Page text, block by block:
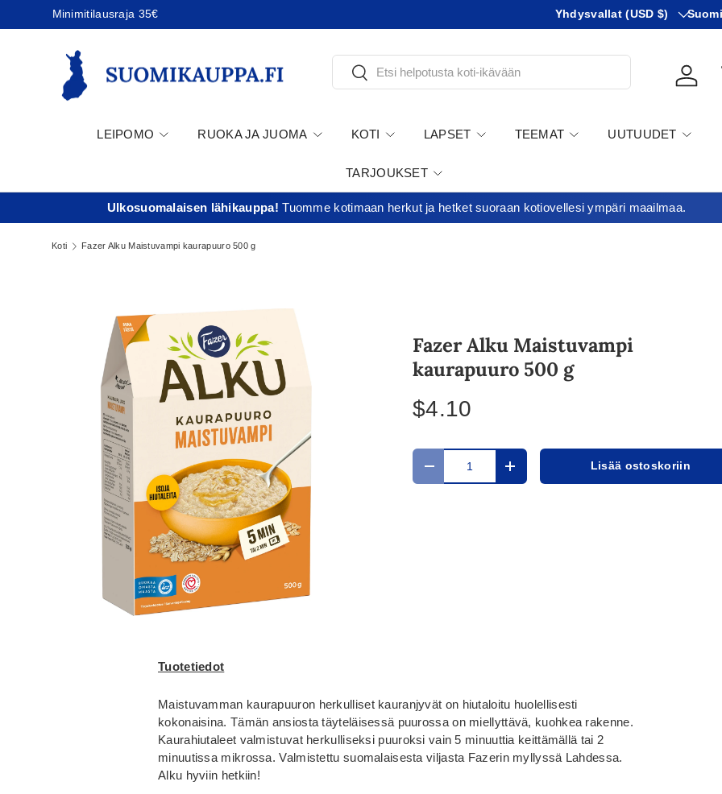
Jatka sisältöön
Minimitilausraja 35€ Maa
Yhdysvallat (USD $) KIeli
Suomi
Etsi
LEIPOMO RUOKA JA JUOMA KOTI LAPSET TEEMAT UUTUUDET
TARJOUKSET
Ulkosuomalaisen lähikauppa!Tuomme kotimaan herkut ja hetket suoraan kotiovellesi ympäri maailmaa.
Koti Fazer Alku Maistuvampi kaurapuuro 500 g
Fazer Alku Maistuvampi
kaurapuuro 500 g
$4.10
Määrä
Translation missing: fi.cart.items.decrease_quantity
Translation missing:Lisää ostoskoriin
Tuotetiedot
Maistuvamman kaurapuuron herkulliset kauranjyvät on hiutaloitu huolellisesti
kokonaisina. Tämän ansiosta täyteläisessä puurossa on miellyttävä, kuohkea rakenne.
Kaurahiutaleet valmistuvat herkulliseksi puuroksi vain 5 minuuttia keittämällä tai 2
minuutissa mikrossa. Valmistettu suomalaisesta viljasta Fazerin myllyssä Lahdessa.
Alku hyviin hetkiin!